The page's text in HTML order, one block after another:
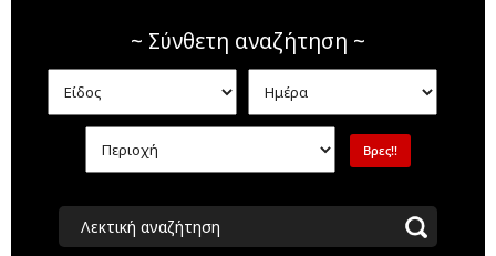
~ Σύνθετη αναζήτηση ~
Λεκτική αναζήτηση